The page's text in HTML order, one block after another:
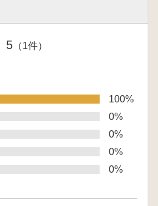
5 （1件）
100%
0%
0%
0%
0%